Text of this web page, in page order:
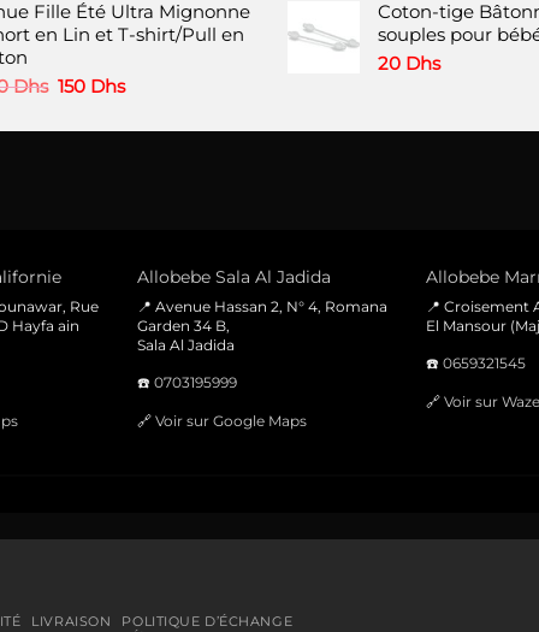
produit
produit
initial
était :
actuel
est :
Fille Été Ultra Mignonne
en Lin et T-shirt/Pull en
Dhs Le
initial
150 DhsLe
actuel
Coton-tige
souples pour
20 Dhs
Rue
Hayfa ain
Allobebe Sala Al Jadida
📍 Avenue Hassan 2, N° 4, Romana
Garden 34 B,
Sala Al Jadida
☎️ 0703195999
🔗 Voir sur Google Maps
Allobebe
📍 Croisement
El Mansour
☎️ 0659321545
🔗 Voir sur Waze
LIVRAISON
POLITIQUE D’ÉCHANGE